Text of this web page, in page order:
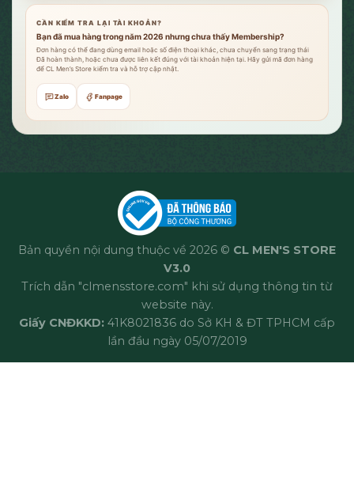
CẦN KIỂM TRA LẠI TÀI KHOẢN?
Bạn đã mua hàng trong năm 2026 nhưng chưa thấy Membership?
Đơn hàng có thể đang dùng email hoặc số điện thoại khác, chưa chuyển sang trạng thái
Đã hoàn thành, hoặc chưa được liên kết đúng với tài khoản hiện tại. Hãy gửi mã đơn hàng
để CL Men’s Store kiểm tra và hỗ trợ cập nhật.
Zalo Fanpage
Bản quyền nội dung thuộc về 2026 © CL MEN'S STORE
V3.0
Trích dẫn "clmensstore.com" khi sử dụng thông tin từ
website này.
Giấy CNĐKKD: 41K8021836 do Sở KH & ĐT TPHCM cấp
lần đầu ngày 05/07/2019